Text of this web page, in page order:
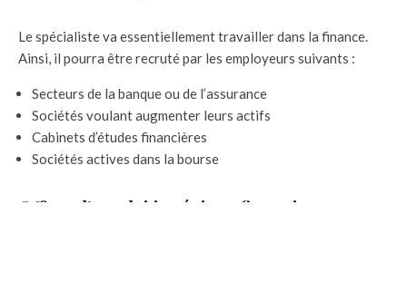
Le spécialiste va essentiellement travailler dans la finance.
Ainsi, il pourra être recruté par les employeurs suivants :
Secteurs de la banque ou de l’assurance
Sociétés voulant augmenter leurs actifs
Cabinets d’études financières
Sociétés actives dans la bourse
Offres d’emploi ingénieur financier